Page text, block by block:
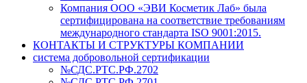
Компания ООО «ЭВИ Косметик Лаб» была
сертифицирована на соответствие требованиям
международного стандарта ISO 9001:2015.
КОНТАКТЫ И СТРУКТУРЫ КОМПАНИИ
система добровольной сертификации
№СДС.РТС.РФ.2702